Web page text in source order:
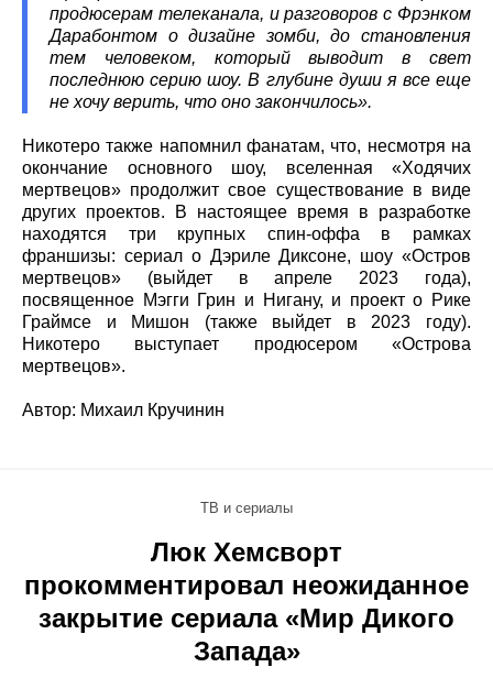
продюсерам телеканала, и разговоров с Фрэнком
Дарабонтом о дизайне зомби, до становления
тем человеком, который выводит в свет
последнюю серию шоу. В глубине души я все еще
не хочу верить, что оно закончилось».
Никотеро также напомнил фанатам, что, несмотря на
окончание основного шоу, вселенная «Ходячих
мертвецов» продолжит свое существование в виде
других проектов. В настоящее время в разработке
находятся три крупных спин-оффа в рамках
франшизы: сериал о Дэриле Диксоне, шоу «Остров
мертвецов» (выйдет в апреле 2023 года),
посвященное Мэгги Грин и Нигану, и проект о Рике
Граймсе и Мишон (также выйдет в 2023 году).
Никотеро выступает продюсером «Острова
мертвецов».
Автор: Михаил Кручинин
ТВ и сериалы
Люк Хемсворт
прокомментировал неожиданное
закрытие сериала «Мир Дикого
Запада»